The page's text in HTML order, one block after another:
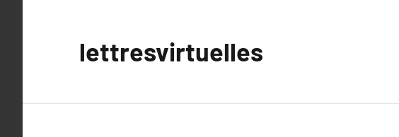
lettresvirtuelles